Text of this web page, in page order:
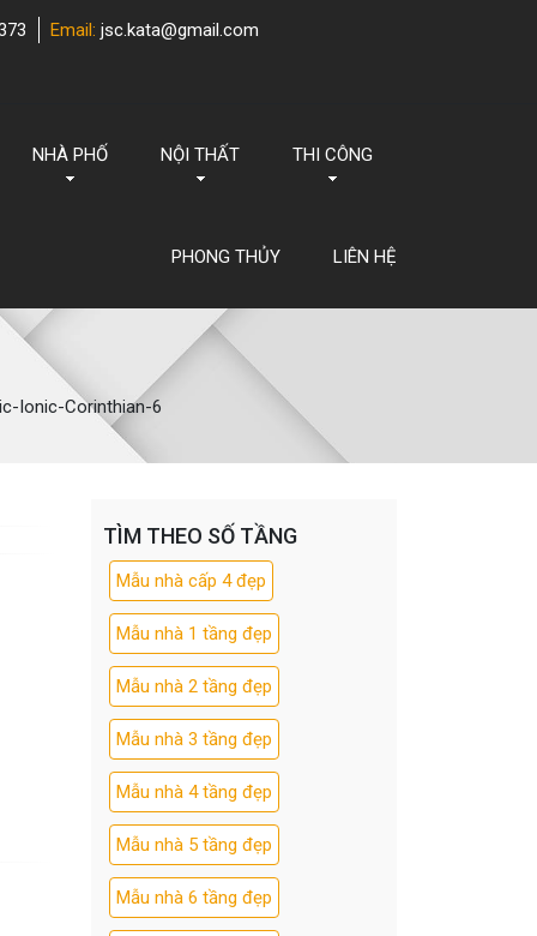
Email: jsc.kata@gmail.com
NHÀ PHỐ NỘI THẤT THI CÔNG
PHONG THỦY LIÊN HỆ
Ionic-Corinthian-6
TÌM THEO SỐ TẦNG
Mẫu nhà cấp 4 đẹp
Mẫu nhà 1 tầng đẹp
Mẫu nhà 2 tầng đẹp
Mẫu nhà 3 tầng đẹp
Mẫu nhà 4 tầng đẹp
Mẫu nhà 5 tầng đẹp
Mẫu nhà 6 tầng đẹp